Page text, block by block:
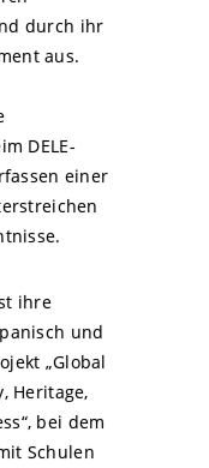
durch ihr
aus.
DELE-
einer
ihre
und
„Global
Heritage,
bei dem
Schulen